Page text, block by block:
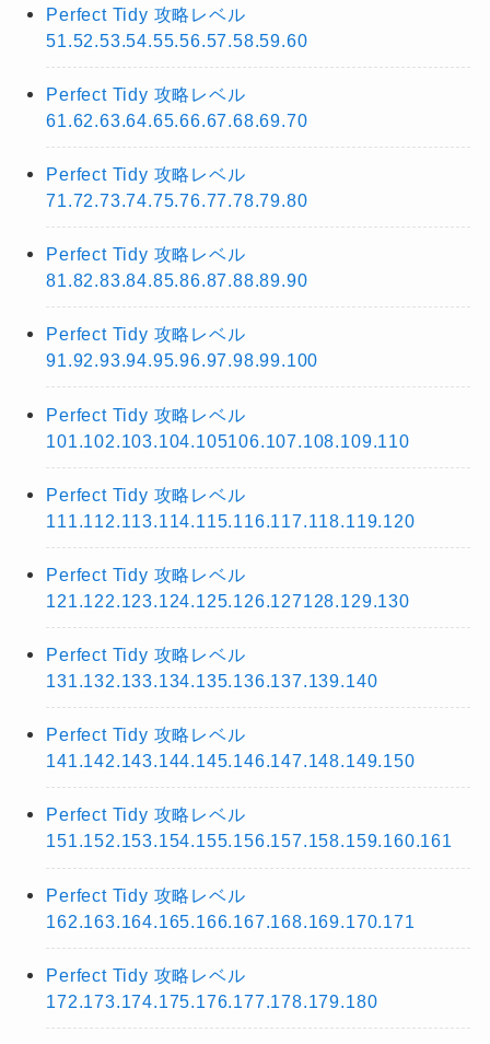
Perfect Tidy 攻略レベル
51.52.53.54.55.56.57.58.59.60
Perfect Tidy 攻略レベル
61.62.63.64.65.66.67.68.69.70
Perfect Tidy 攻略レベル
71.72.73.74.75.76.77.78.79.80
Perfect Tidy 攻略レベル
81.82.83.84.85.86.87.88.89.90
Perfect Tidy 攻略レベル
91.92.93.94.95.96.97.98.99.100
Perfect Tidy 攻略レベル
101.102.103.104.105106.107.108.109.110
Perfect Tidy 攻略レベル
111.112.113.114.115.116.117.118.119.120
Perfect Tidy 攻略レベル
121.122.123.124.125.126.127128.129.130
Perfect Tidy 攻略レベル
131.132.133.134.135.136.137.139.140
Perfect Tidy 攻略レベル
141.142.143.144.145.146.147.148.149.150
Perfect Tidy 攻略レベル
151.152.153.154.155.156.157.158.159.160.161
Perfect Tidy 攻略レベル
162.163.164.165.166.167.168.169.170.171
Perfect Tidy 攻略レベル
172.173.174.175.176.177.178.179.180